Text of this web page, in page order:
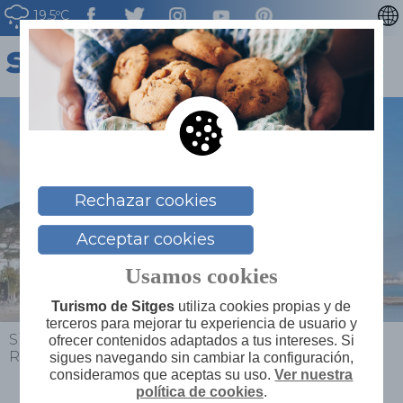
19.5ºC
CATALÀ
ENGLISH
FRANÇAIS
Sitges > Explora > Descubrimos nuestro legado
Rutas por Sitges > Sitges Rainbow Tour
Rechazar cookies
Acceptar cookies
Usamos cookies
Turismo de Sitges utiliza cookies propias y de
terceros para mejorar tu experiencia de usuario y
ofrecer contenidos adaptados a tus intereses. Si
sigues navegando sin cambiar la configuración,
consideramos que aceptas su uso.Ver nuestra
política de cookies.